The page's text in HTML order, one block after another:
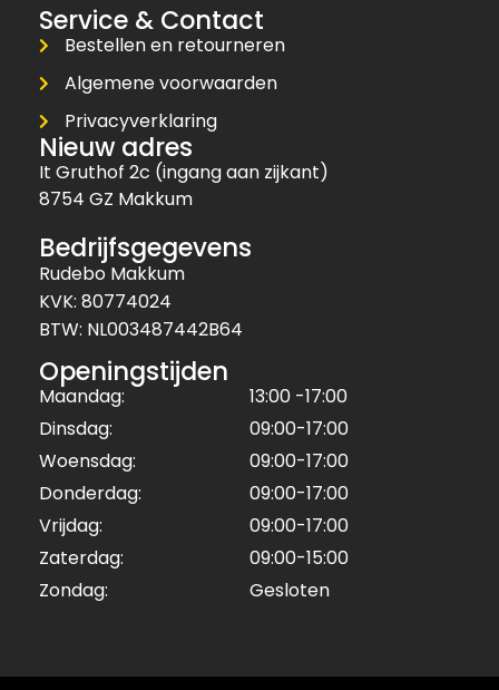
Service & Contact
Bestellen en retourneren
Algemene voorwaarden
Privacyverklaring
Nieuw adres
It Gruthof 2c (ingang aan zijkant)
8754 GZ Makkum
Bedrijfsgegevens
Rudebo Makkum
KVK: 80774024
BTW: NL003487442B64
Openingstijden
Maandag:
13:00 -17:00
Dinsdag:
09:00-17:00
Woensdag:
09:00-17:00
Donderdag:
09:00-17:00
Vrijdag:
09:00-17:00
Zaterdag:
09:00-15:00
Zondag:
Gesloten